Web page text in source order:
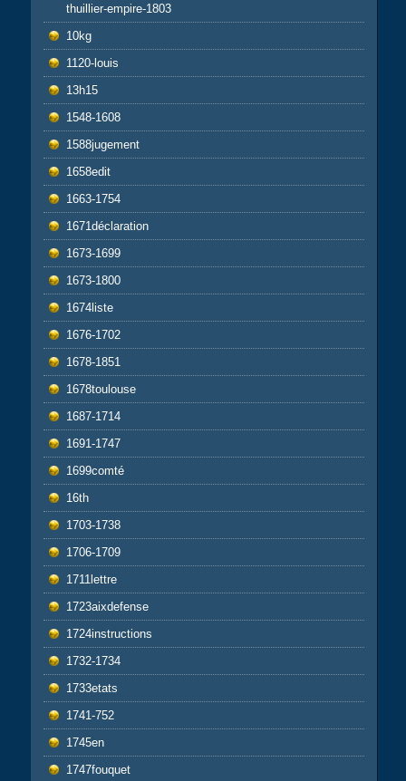
thuillier-empire-1803
10kg
1120-louis
13h15
1548-1608
1588jugement
1658edit
1663-1754
1671déclaration
1673-1699
1673-1800
1674liste
1676-1702
1678-1851
1678toulouse
1687-1714
1691-1747
1699comté
16th
1703-1738
1706-1709
1711lettre
1723aixdefense
1724instructions
1732-1734
1733etats
1741-752
1745en
1747fouquet